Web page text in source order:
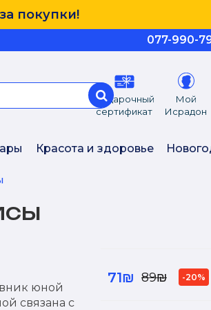
покупки!
077-990-
Подарочный
сертификат
Мой
Исрадон
Красота и здоровье
юной
связана с
71₪ 89₪ -20%